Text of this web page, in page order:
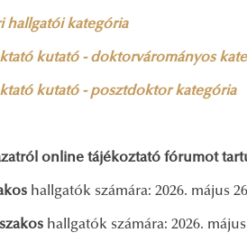
hallgatói kategória
kutató - doktorvárományos
kutató - posztdoktor kategória
online tájékoztató fórumot
hallgatók számára: 2026. május
hallgatók számára: 2026. május